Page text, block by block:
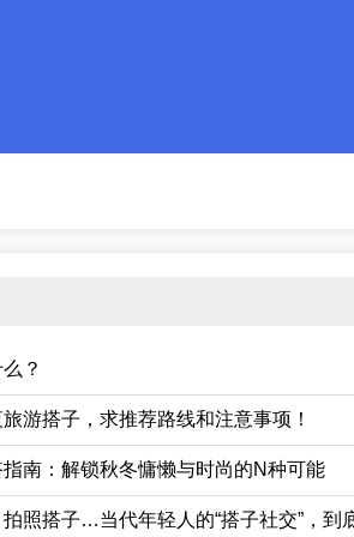
？
游搭子，求推荐路线和注意事项！
南：解锁秋冬慵懒与时尚的N种可能
拍照搭子…当代年轻人的“搭子社交”，到